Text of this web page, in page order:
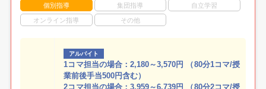
個別指導 集団指導 自立学習
オンライン指導 その他
アルバイト
1コマ担当の場合：2,180～3,570円 （80分1コマ/授
業前後手当500円含む）
2コマ担当の場合：3,959～6,739円 （80分2コマ/授